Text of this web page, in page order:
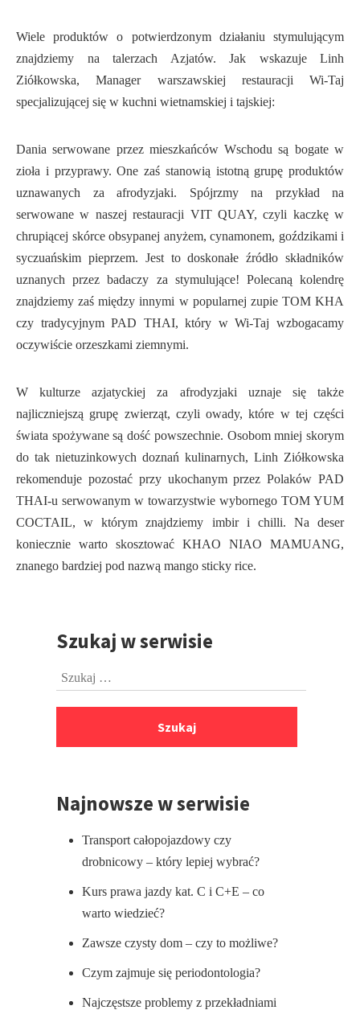
Wiele produktów o potwierdzonym działaniu stymulującym
znajdziemy na talerzach Azjatów. Jak wskazuje Linh
Ziółkowska, Manager warszawskiej restauracji Wi-Taj
specjalizującej się w kuchni wietnamskiej i tajskiej:
Dania serwowane przez mieszkańców Wschodu są bogate w
zioła i przyprawy. One zaś stanowią istotną grupę produktów
uznawanych za afrodyzjaki. Spójrzmy na przykład na
serwowane w naszej restauracji VIT QUAY, czyli kaczkę w
chrupiącej skórce obsypanej anyżem, cynamonem, goździkami i
syczuańskim pieprzem. Jest to doskonałe źródło składników
uznanych przez badaczy za stymulujące! Polecaną kolendrę
znajdziemy zaś między innymi w popularnej zupie TOM KHA
czy tradycyjnym PAD THAI, który w Wi-Taj wzbogacamy
oczywiście orzeszkami ziemnymi.
W kulturze azjatyckiej za afrodyzjaki uznaje się także
najliczniejszą grupę zwierząt, czyli owady, które w tej części
świata spożywane są dość powszechnie. Osobom mniej skorym
do tak nietuzinkowych doznań kulinarnych, Linh Ziółkowska
rekomenduje pozostać przy ukochanym przez Polaków PAD
THAI-u serwowanym w towarzystwie wybornego TOM YUM
COCTAIL, w którym znajdziemy imbir i chilli. Na deser
koniecznie warto skosztować KHAO NIAO MAMUANG,
znanego bardziej pod nazwą mango sticky rice.
PrzejdźSzukaj w serwisie
Szukaj:
Najnowsze w serwisie
Transport całopojazdowy czy
drobnicowy – który lepiej wybrać?
Kurs prawa jazdy kat. C i C+E – co
warto wiedzieć?
Zawsze czysty dom – czy to możliwe?
Czym zajmuje się periodontologia?
Najczęstsze problemy z przekładniami